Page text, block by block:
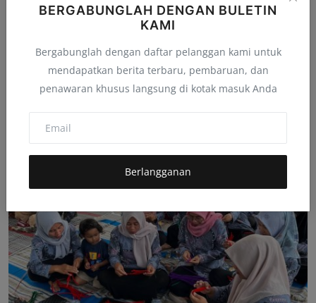
BERGABUNGLAH DENGAN BULETIN
KAMI
Bergabunglah dengan daftar pelanggan kami untuk
mendapatkan berita terbaru, pembaruan, dan
penawaran khusus langsung di kotak masuk Anda
Berlangganan
Sentra Jamu tapi Minim Bahan Baku, Mahasiswa
admindmc Feb 11, 2026